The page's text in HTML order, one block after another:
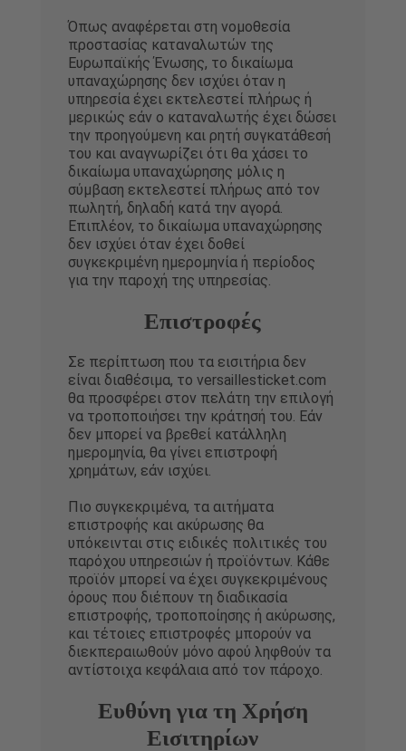
Όπως αναφέρεται στη νομοθεσία
προστασίας καταναλωτών της
Ευρωπαϊκής Ένωσης, το δικαίωμα
υπαναχώρησης δεν ισχύει όταν η
υπηρεσία έχει εκτελεστεί πλήρως ή
μερικώς εάν ο καταναλωτής έχει δώσει
την προηγούμενη και ρητή συγκατάθεσή
του και αναγνωρίζει ότι θα χάσει το
δικαίωμα υπαναχώρησης μόλις η
σύμβαση εκτελεστεί πλήρως από τον
πωλητή, δηλαδή κατά την αγορά.
Επιπλέον, το δικαίωμα υπαναχώρησης
δεν ισχύει όταν έχει δοθεί
συγκεκριμένη ημερομηνία ή περίοδος
για την παροχή της υπηρεσίας.
Επιστροφές
Σε περίπτωση που τα εισιτήρια δεν
είναι διαθέσιμα, το versaillesticket.com
θα προσφέρει στον πελάτη την επιλογή
να τροποποιήσει την κράτησή του. Εάν
δεν μπορεί να βρεθεί κατάλληλη
ημερομηνία, θα γίνει επιστροφή
χρημάτων, εάν ισχύει.
Πιο συγκεκριμένα, τα αιτήματα
επιστροφής και ακύρωσης θα
υπόκεινται στις ειδικές πολιτικές του
παρόχου υπηρεσιών ή προϊόντων. Κάθε
προϊόν μπορεί να έχει συγκεκριμένους
όρους που διέπουν τη διαδικασία
επιστροφής, τροποποίησης ή ακύρωσης,
και τέτοιες επιστροφές μπορούν να
διεκπεραιωθούν μόνο αφού ληφθούν τα
αντίστοιχα κεφάλαια από τον πάροχο.
Ευθύνη για τη Χρήση
Εισιτηρίων